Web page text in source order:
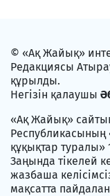
© «Ақ Жайық»
Редакциясы
құрылды.
Негізін қалаушы
«Ақ Жайық»
Республикасының
құқықтар
Заңында тікелей
жазбаша
мақсатта